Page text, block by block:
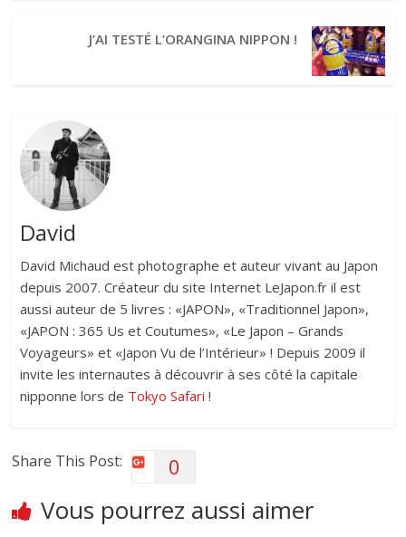
J’AI TESTÉ L’ORANGINA NIPPON !
David
David Michaud est photographe et auteur vivant au Japon
depuis 2007. Créateur du site Internet LeJapon.fr il est
aussi auteur de 5 livres : «JAPON», «Traditionnel Japon»,
«JAPON : 365 Us et Coutumes», «Le Japon – Grands
Voyageurs» et «Japon Vu de l’Intérieur» ! Depuis 2009 il
invite les internautes à découvrir à ses côté la capitale
nipponne lors de Tokyo Safari !
Share This Post: 0
Vous pourrez aussi aimer